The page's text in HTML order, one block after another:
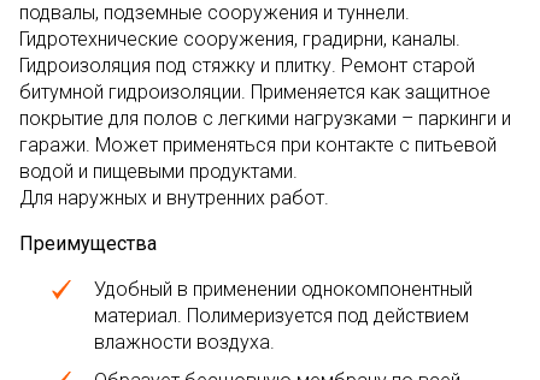
подвалы, подземные сооружения и туннели.
Гидротехнические сооружения, градирни, каналы.
Гидроизоляция под стяжку и плитку. Ремонт старой
битумной гидроизоляции. Применяется как защитное
покрытие для полов с легкими нагрузками – паркинги и
гаражи. Может применяться при контакте с питьевой
водой и пищевыми продуктами.
Для наружных и внутренних работ.
Преимущества
Удобный в применении однокомпонентный
материал. Полимеризуется под действием
влажности воздуха.